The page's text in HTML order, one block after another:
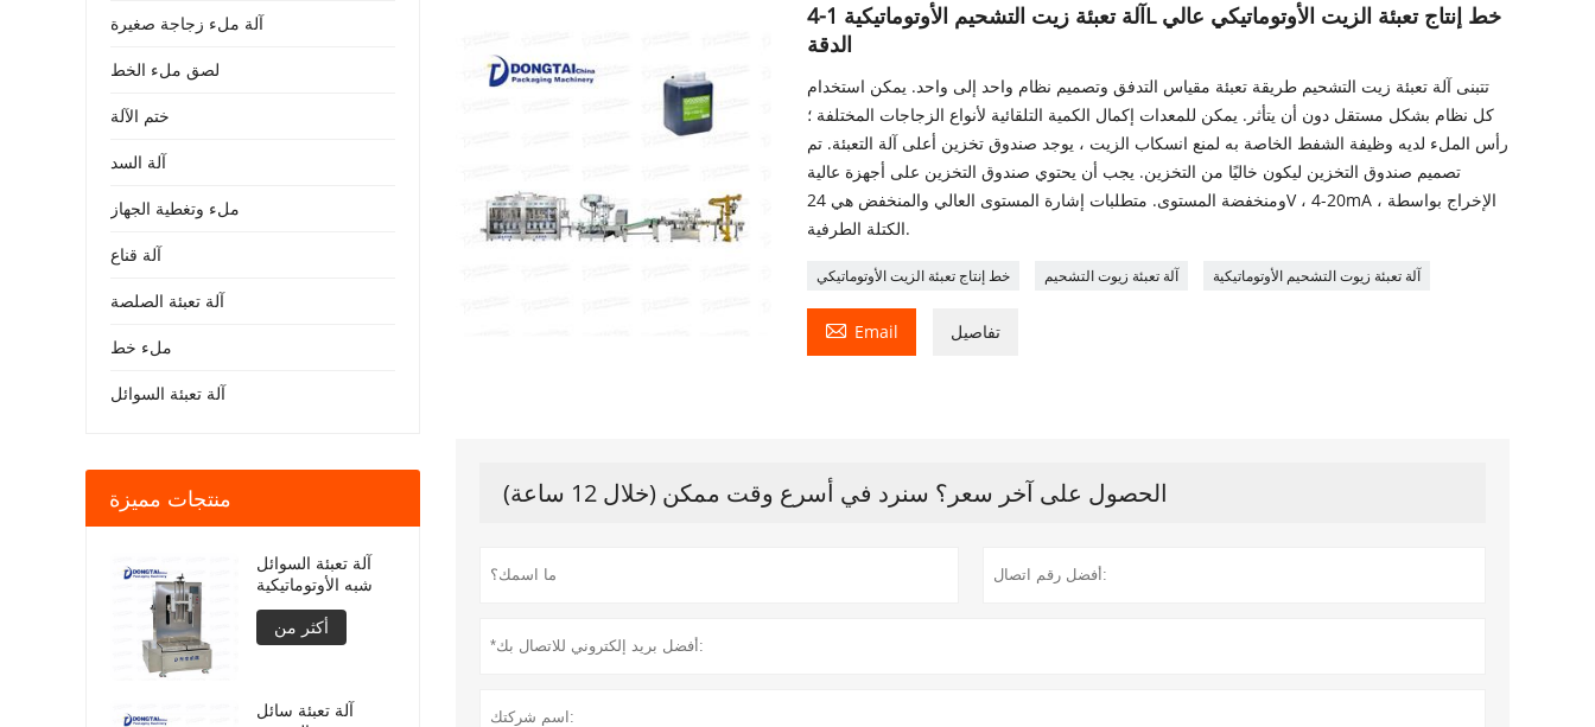
آلة تعبئة زيت التشحيم الأوتوماتيكية 1-4L خط إنتاج تعبئة الزيت الأوتوماتيكي عالي
الدقة
تتبنى آلة تعبئة زيت التشحيم طريقة تعبئة مقياس التدفق وتصميم نظام واحد إلى واحد. يمكن استخدام
كل نظام بشكل مستقل دون أن يتأثر. يمكن للمعدات إكمال الكمية التلقائية لأنواع الزجاجات المختلفة ؛
رأس الملء لديه وظيفة الشفط الخاصة به لمنع انسكاب الزيت ، يوجد صندوق تخزين أعلى آلة التعبئة. تم
تصميم صندوق التخزين ليكون خاليًا من التخزين. يجب أن يحتوي صندوق التخزين على أجهزة عالية
ومنخفضة المستوى. متطلبات إشارة المستوى العالي والمنخفض هي 24V ، 4-20mA ، الإخراج بواسطة
الكتلة الطرفية.
خط إنتاج تعبئة الزيت الأوتوماتيكي آلة تعبئة زيوت التشحيم آلة تعبئة زيوت التشحيم الأوتوماتيكية
 Email تفاصيل
الحصول على آخر سعر؟ سنرد في أسرع وقت ممكن (خلال 12 ساعة)
آلة ملء زجاجة صغيرة
لصق ملء الخط
ختم الآلة
آلة السد
ملء وتغطية الجهاز
آلة قناع
آلة تعبئة الصلصة
ملء خط
آلة تعبئة السوائل
منتجات مميزة
آلة تعبئة السوائل
شبه الأوتوماتيكية
أكثر من
آلة تعبئة سائل